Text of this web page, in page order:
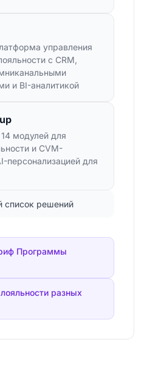
управления
с CRM,
и BI-аналитикой
модулей для
и CVM-
персонализацией для
список решений
Программы
разных